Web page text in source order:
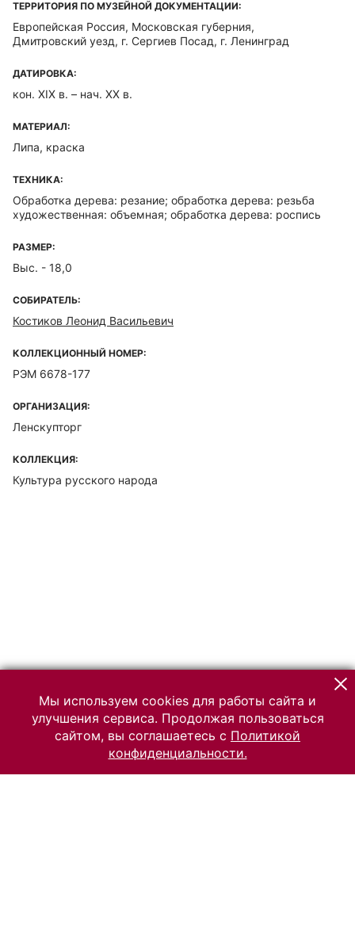
ТЕРРИТОРИЯ ПО МУЗЕЙНОЙ ДОКУМЕНТАЦИИ:
Европейская Россия, Московская губерния,
Дмитровский уезд, г. Сергиев Посад, г. Ленинград
ДАТИРОВКА:
кон. XIX в. – нач. XX в.
МАТЕРИАЛ:
Липа, краска
ТЕХНИКА:
Обработка дерева: резание; обработка дерева: резьба
художественная: объемная; обработка дерева: роспись
РАЗМЕР:
Выс. - 18,0
СОБИРАТЕЛЬ:
Костиков Леонид Васильевич
КОЛЛЕКЦИОННЫЙ НОМЕР:
РЭМ 6678-177
ОРГАНИЗАЦИЯ:
Ленскупторг
КОЛЛЕКЦИЯ:
Культура русского народа
Мы используем cookies для работы сайта и
улучшения сервиса. Продолжая пользоваться
сайтом, вы соглашаетесь с Политикой
конфиденциальности.